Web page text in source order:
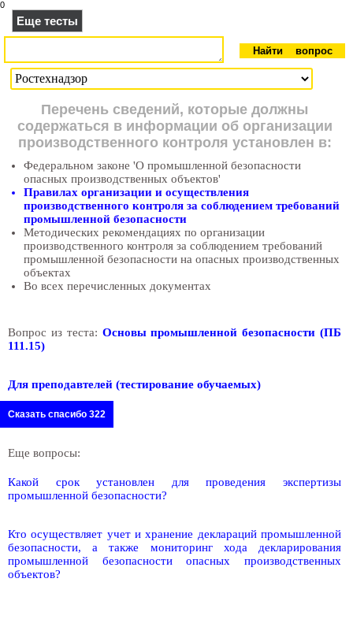
0
Еще тесты
Перечень сведений, которые должны
содержаться в информации об организации
производственного контроля установлен в:
Федеральном законе 'О промышленной безопасности
опасных производственных объектов'
Правилах организации и осуществления
производственного контроля за соблюдением требований
промышленной безопасности
Методических рекомендациях по организации
производственного контроля за соблюдением требований
промышленной безопасности на опасных производственных
объектах
Во всех перечисленных документах
Вопрос из теста: Основы промышленной безопасности (ПБ
111.15)
Для преподавтелей (тестирование обучаемых)
Сказать спасибо 322
Еще вопросы:
Какой срок установлен для проведения экспертизы
промышленной безопасности?
Кто осуществляет учет и хранение деклараций промышленной
безопасности, а также мониторинг хода декларирования
промышленной безопасности опасных производственных
объектов?